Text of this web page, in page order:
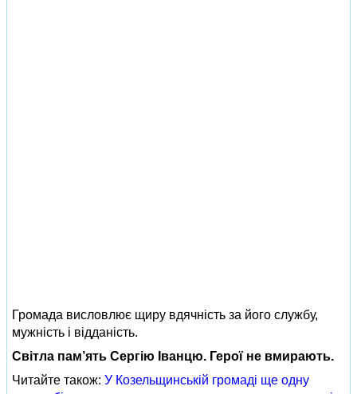
Громада висловлює щиру вдячність за його службу,
мужність і відданість.
Світла пам’ять Сергію Іванцю. Герої не вмирають.
Читайте також: У Козельщинській громаді ще одну